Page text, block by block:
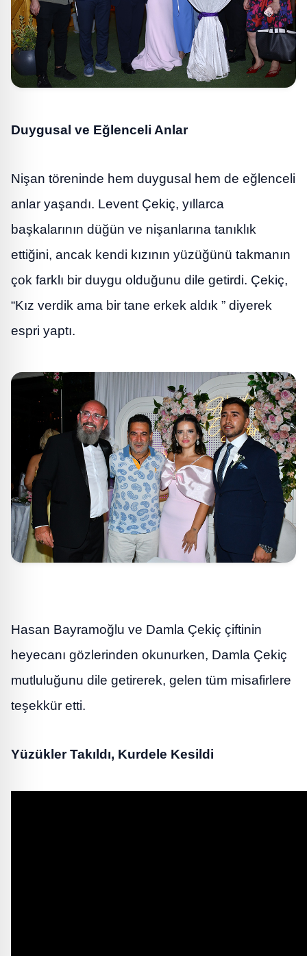
Duygusal ve Eğlenceli Anlar
Nişan töreninde hem duygusal hem de eğlenceli
anlar yaşandı. Levent Çekiç, yıllarca
başkalarının düğün ve nişanlarına tanıklık
ettiğini, ancak kendi kızının yüzüğünü takmanın
çok farklı bir duygu olduğunu dile getirdi. Çekiç,
“Kız verdik ama bir tane erkek aldık ” diyerek
espri yaptı.
Hasan Bayramoğlu ve Damla Çekiç çiftinin
heyecanı gözlerinden okunurken, Damla Çekiç
mutluluğunu dile getirerek, gelen tüm misafirlere
teşekkür etti.
Yüzükler Takıldı, Kurdele Kesildi